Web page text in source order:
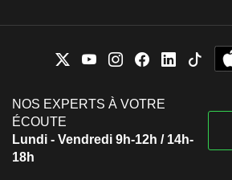
NOS EXPERTS À VOTRE
ÉCOUTE
Lundi - Vendredi 9h-12h / 14h-
18h